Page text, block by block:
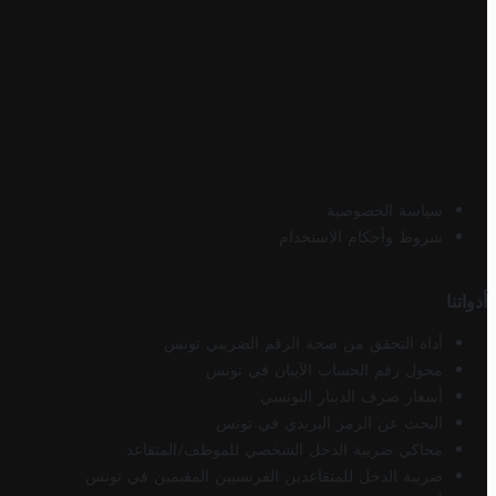
سياسة الخصوصية
شروط وأحكام الاستخدام
أدواتنا
أداة التحقق من صحة الرقم الضريبي تونس
محول رقم الحساب الآيبان في تونس
أسعار صرف الدينار التونسي
البحث عن الرمز البريدي في تونس
محاكي ضريبة الدخل الشخصي للموظف/المتقاعد
ضريبة الدخل للمتقاعدين الفرنسيين المقيمين في تونس